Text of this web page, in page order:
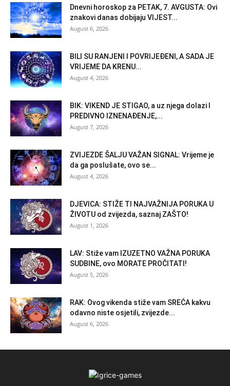
Dnevni horoskop za PETAK, 7. AVGUSTA: Ovi
znakovi danas dobijaju VIJEST...
August 6, 2026
BILI SU RANJENI I POVRIJEĐENI, A SADA JE
VRIJEME DA KRENU...
August 4, 2026
BIK: VIKEND JE STIGAO, a uz njega dolazi I
PREDIVNO IZNENAĐENJE,...
August 7, 2026
ZVIJEZDE ŠALJU VAŽAN SIGNAL: Vrijeme je
da ga poslušate, ovo se...
August 4, 2026
DJEVICA: STIŽE TI NAJVAŽNIJA PORUKA U
ŽIVOTU od zvijezda, saznaj ZAŠTO!
August 1, 2026
LAV: Stiže vam IZUZETNO VAŽNA PORUKA
SUDBINE, ovo MORATE PROČITATI!
August 5, 2026
RAK: Ovog vikenda stiže vam SREĆA kakvu
odavno niste osjetili, zvijezde...
August 6, 2026